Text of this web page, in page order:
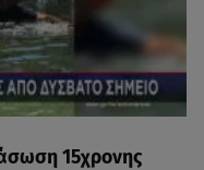
15χρονης